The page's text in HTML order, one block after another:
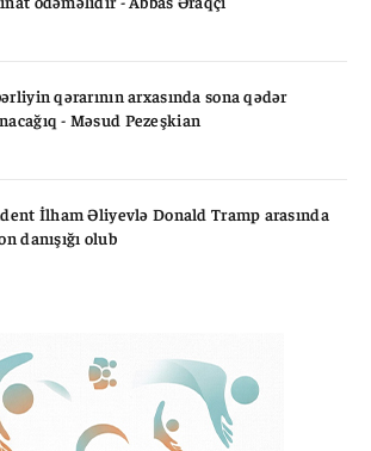
qərarının arxasında sona qədər
- Məsud Pezeşkian
İlham Əliyevlə Donald Tramp arasında
danışığı olub